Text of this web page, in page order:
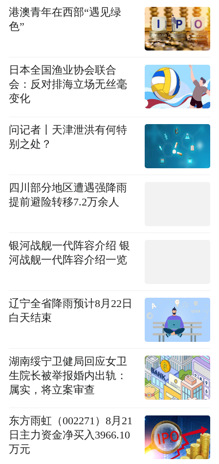
港澳青年在西部“遇见绿
色”
日本全国渔业协会联合
会：反对排海立场无丝毫
变化
问记者丨天津泄洪有何特
别之处？
四川部分地区遭遇强降雨
提前避险转移7.2万余人
银河战舰一代阵容介绍 银
河战舰一代阵容介绍一览
辽宁全省降雨预计8月22日
白天结束
湖南绥宁卫健局回应女卫
生院长被举报婚内出轨：
属实，将立案审查
东方雨虹（002271）8月21
日主力资金净买入3966.10
万元